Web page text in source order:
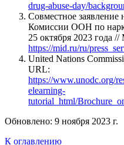
drug-abuse-day/
Совместное заявление
Комиссии ООН по
25 октября 2023 года
https://mid.ru/ru/
United Nations
URL:
https://www.unodc.org/
elearning-
tutorial_html/
Обновлено: 9 ноября 2023 г.
К оглавлению